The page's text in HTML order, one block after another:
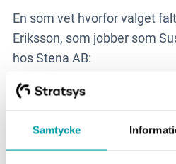
Samtycke
En som vet hvorfor valget
Eriksson, som jobber som
hos Stena AB:
- "Stena AB er et stort
kunne hjelpe oss med å
på en enhetlig måte. En